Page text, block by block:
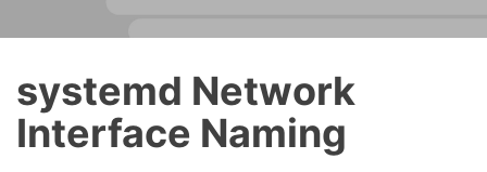
systemd Network
Interface Naming